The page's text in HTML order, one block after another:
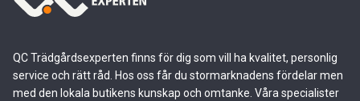
QC Trädgårdsexperten finns för dig som vill ha kvalitet, personlig
service och rätt råd. Hos oss får du stormarknadens fördelar men
med den lokala butikens kunskap och omtanke. Våra specialister